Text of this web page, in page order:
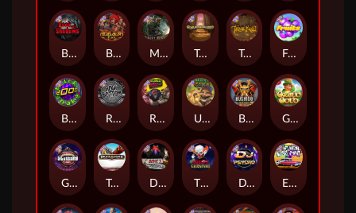
Roadkill
Book Of Shadows
Rock Bottom
Brick Snake 2000
Barbarian Fury
Devil's Crossroad
Tomb of Akhenaten
Gluttony
Fruits
DJ Psycho
Tombstone
Gaelic Gold
East Coast Vs West Coast
The Creepy Carnival
Misery Mining True kult
Bushido Way xNudge
Ugliest Catch